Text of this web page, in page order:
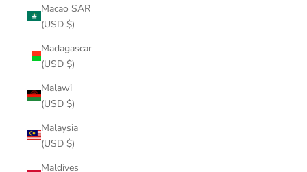
Macao SAR
(USD $)
Madagascar
(USD $)
Malawi
(USD $)
Malaysia
(USD $)
Maldives